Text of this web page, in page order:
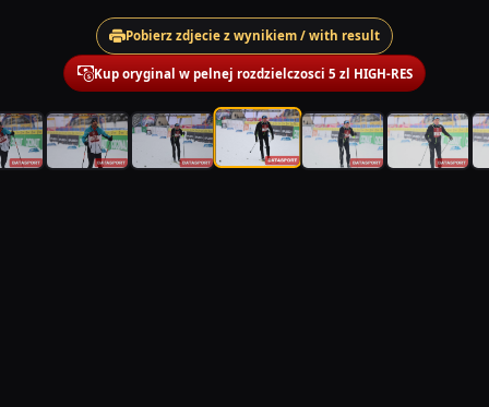
Pobierz zdjecie z wynikiem / with result
Kup oryginal w pelnej rozdzielczosci 5 zl HIGH-RES